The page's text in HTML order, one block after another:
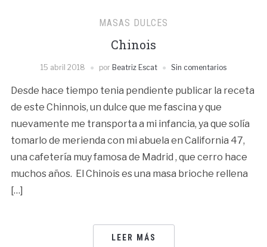
MASAS DULCES
Chinois
15 abril 2018 por Beatriz Escat Sin comentarios
Desde hace tiempo tenia pendiente publicar la receta
de este Chinnois, un dulce que me fascina y que
nuevamente me transporta a mi infancia, ya que solía
tomarlo de merienda con mi abuela en California 47,
una cafetería muy famosa de Madrid , que cerro hace
muchos años. El Chinois es una masa brioche rellena
[…]
LEER MÁS